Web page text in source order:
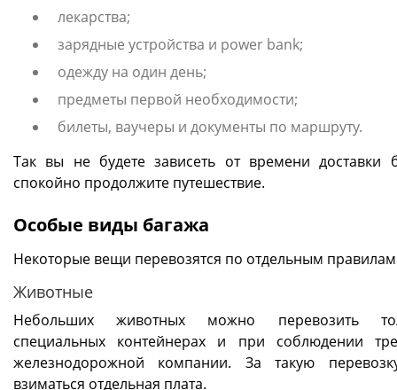
лекарства;
зарядные устройства и power bank;
одежду на один день;
предметы первой необходимости;
билеты, ваучеры и документы по маршруту.
Так вы не будете зависеть от времени доставки
спокойно продолжите путешествие.
Особые виды багажа
Некоторые вещи перевозятся по отдельным
Животные
Небольших животных можно перевозить
специальных контейнерах и при соблюдении
железнодорожной компании. За такую
взиматься отдельная плата.